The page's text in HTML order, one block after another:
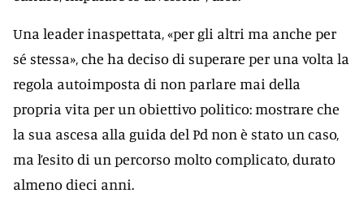
Una leader inaspettata, «per gli altri ma anche per
sé stessa», che ha deciso di superare per una volta la
regola autoimposta di non parlare mai della
propria vita per un obiettivo politico: mostrare che
la sua ascesa alla guida del Pd non è stato un caso,
ma l’esito di un percorso molto complicato, durato
almeno dieci anni.